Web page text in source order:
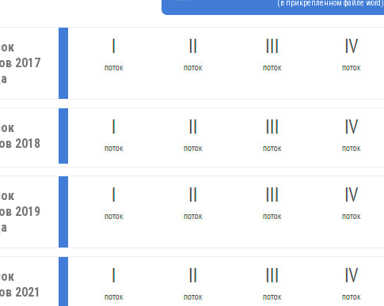
(в прикреплённом файле word)
2017
2018
2019
2021